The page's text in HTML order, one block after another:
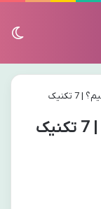
چگونه سریع شعر حفظ کنیم؟ | 7 تکنیک
چگونه سریع شعر حفظ کنیم؟ | 7 تکنیک